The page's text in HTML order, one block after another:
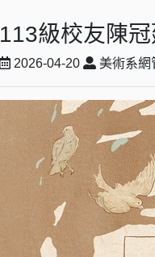
113級校友陳
2026-04-20 美術系網